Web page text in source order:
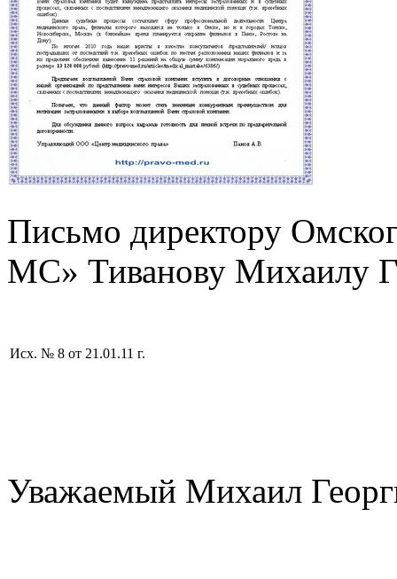
Письмо директору
МС» Тиванову Михаилу
Исх. № 8 от 21.01.11 г.
Уважаемый Михаил